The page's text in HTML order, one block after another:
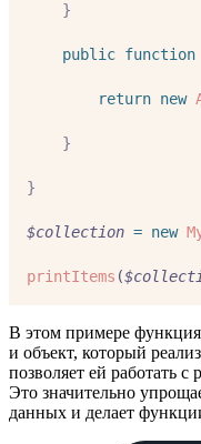
}
public function
return new
}
}
$collection = new
printItems (
В этом примере
и объект, который
позволяет ей работать
Это значительно
данных и делает